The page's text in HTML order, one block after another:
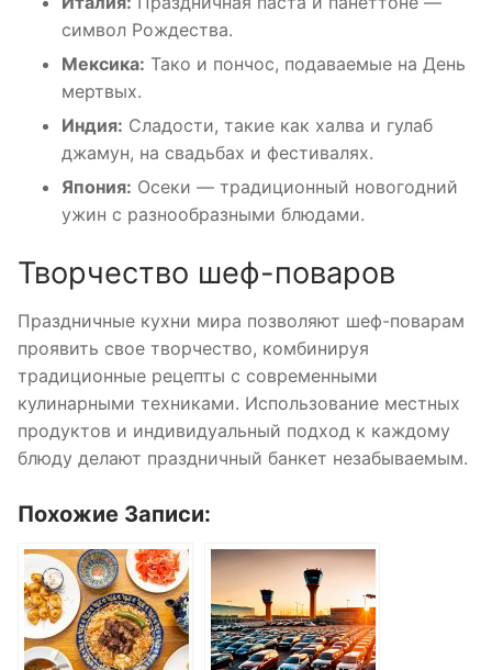
символ Рождества.
Мексика: Тако и пончос, подаваемые на День
мертвых.
Индия: Сладости, такие как халва и гулаб
джамун, на свадьбах и фестивалях.
Япония: Осеки — традиционный новогодний
ужин с разнообразными блюдами.
Творчество шеф-поваров
Праздничные кухни мира позволяют шеф-поварам
проявить свое творчество, комбинируя
традиционные рецепты с современными
кулинарными техниками. Использование местных
продуктов и индивидуальный подход к каждому
блюду делают праздничный банкет незабываемым.
Похожие Записи: